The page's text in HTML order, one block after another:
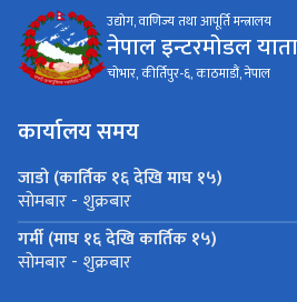
उद्योग, वाणिज्य तथा आपूर्ति मन्त्रालय
नेपाल इन्टरमोडल
चोभार, कीर्तिपुर-६, काठमाडौं, नेपाल
कार्यालय समय
जाडो (कार्तिक १६ देखि माघ १५)
सोमबार - शुक्रबार
गर्मी (माघ १६ देखि कार्तिक १५)
सोमबार - शुक्रबार